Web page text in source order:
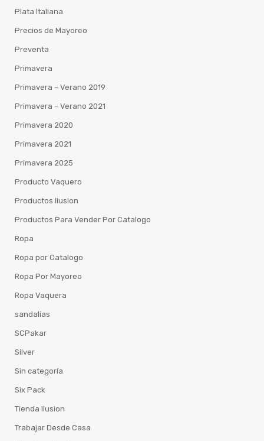
Plata Italiana
Precios de Mayoreo
Preventa
Primavera
Primavera – Verano 2019
Primavera – Verano 2021
Primavera 2020
Primavera 2021
Primavera 2025
Producto Vaquero
Productos Ilusion
Productos Para Vender Por Catalogo
Ropa
Ropa por Catalogo
Ropa Por Mayoreo
Ropa Vaquera
sandalias
SCPakar
Silver
Sin categoría
Six Pack
Tienda Ilusion
Trabajar Desde Casa